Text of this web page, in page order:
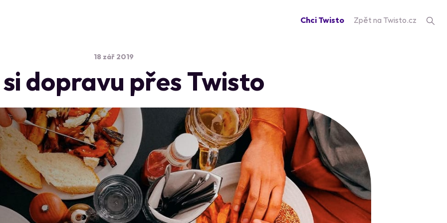
Chci Twisto Zpět na Twisto.cz
18 zář 2019
dopravu přes Twisto